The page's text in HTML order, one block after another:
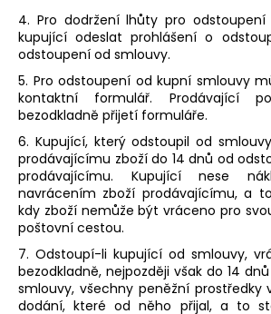
4. Pro dodržení lhůty pro
kupující odeslat prohlášení o
odstoupení od smlouvy.
5. Pro odstoupení od kupní smlouvy
kontaktní formulář. Prodávající
bezodkladně přijetí formuláře.
6. Kupující, který odstoupil od
prodávajícímu zboží do 14 dnů od
prodávajícímu. Kupující nese
navrácením zboží prodávajícímu, a
kdy zboží nemůže být vráceno pro
poštovní cestou.
7. Odstoupí-li kupující od smlouvy,
bezodkladně, nejpozději však do 14
smlouvy, všechny peněžní prostředky
dodání, které od něho přijal, a to